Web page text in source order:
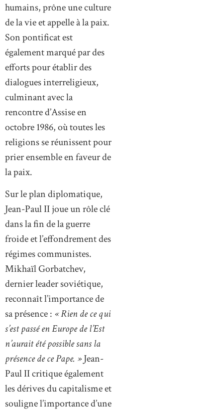
humains, prône une culture
de la vie et appelle à la paix.
Son pontificat est
également marqué par des
efforts pour établir des
dialogues interreligieux,
culminant avec la
rencontre d’Assise en
octobre 1986, où toutes les
religions se réunissent pour
prier ensemble en faveur de
la paix.
Sur le plan diplomatique,
Jean-Paul II joue un rôle clé
dans la fin de la guerre
froide et l’effondrement des
régimes communistes.
Mikhaïl Gorbatchev,
dernier leader soviétique,
reconnaît l’importance de
sa présence : « Rien de ce qui
s’est passé en Europe de l’Est
n’aurait été possible sans la
présence de ce Pape. »Jean-
Paul II critique également
les dérives du capitalisme et
souligne l’importance d’une